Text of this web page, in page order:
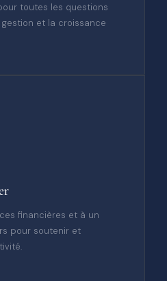
toutes les questions
et la croissance
financières et à un
pour soutenir et